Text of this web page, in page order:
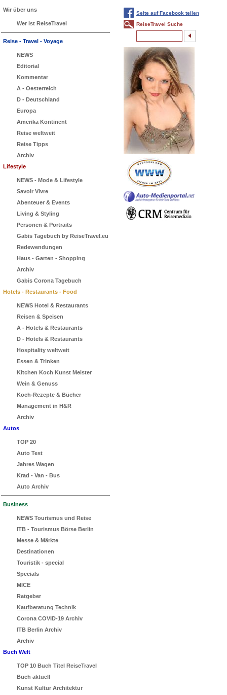
Wir über uns
Wer ist ReiseTravel
Reise - Travel - Voyage
NEWS
Editorial
Kommentar
A - Oesterreich
D - Deutschland
Europa
Amerika Kontinent
Reise weltweit
Reise Tipps
Archiv
Lifestyle
NEWS - Mode & Lifestyle
Savoir Vivre
Abenteuer & Events
Living & Styling
Personen & Portraits
Gabis Tagebuch by ReiseTravel.eu
Redewendungen
Haus - Garten - Shopping
Archiv
Gabis Corona Tagebuch
Hotels - Restaurants - Food
NEWS Hotel & Restaurants
Reisen & Speisen
A - Hotels & Restaurants
D - Hotels & Restaurants
Hospitality weltweit
Essen & Trinken
Kitchen Koch Kunst Meister
Wein & Genuss
Koch-Rezepte & Bücher
Management in H&R
Archiv
Autos
TOP 20
Auto Test
Jahres Wagen
Krad - Van - Bus
Auto Archiv
Business
NEWS Tourismus und Reise
ITB - Tourismus Börse Berlin
Messe & Märkte
Destinationen
Touristik - special
Specials
MICE
Ratgeber
Kaufberatung Technik
Corona COVID-19 Archiv
ITB Berlin Archiv
Archiv
Buch Welt
TOP 10 Buch Titel ReiseTravel
Buch aktuell
Kunst Kultur Architektur
Seite auf Facebook teilen
ReiseTravel Suche